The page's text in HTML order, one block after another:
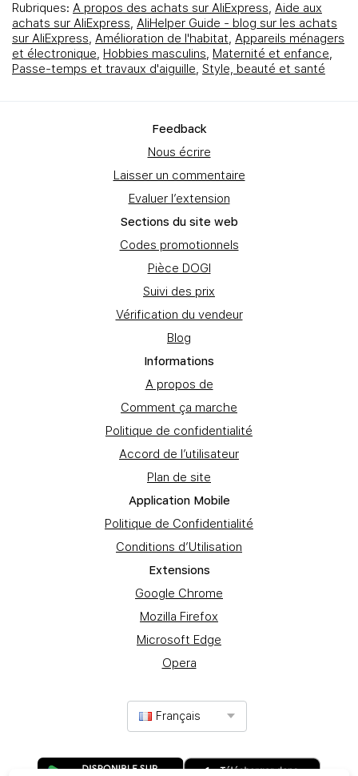
Rubriques: A propos des achats sur AliExpress, Aide aux
achats sur AliExpress, AliHelper Guide - blog sur les achats
sur AliExpress, Amélioration de l'habitat, Appareils ménagers
et électronique, Hobbies masculins, Maternité et enfance,
Passe-temps et travaux d'aiguille, Style, beauté et santé
Feedbаck
Nous écrire
Laisser un commentaire
Evaluer l’extension
Sections du site web
Codes promotionnels
Pièce DOGI
Suivi des prix
Vérification du vendeur
Blog
Informations
A propos de
Comment ça marche
Politique de confidentialité
Accord de l’utilisateur
Plan de site
Application Mobile
Politique de Confidentialité
Conditions d’Utilisation
Extеnsions
Google Chrome
Mozilla Firefox
Microsoft Edge
Opera
Français